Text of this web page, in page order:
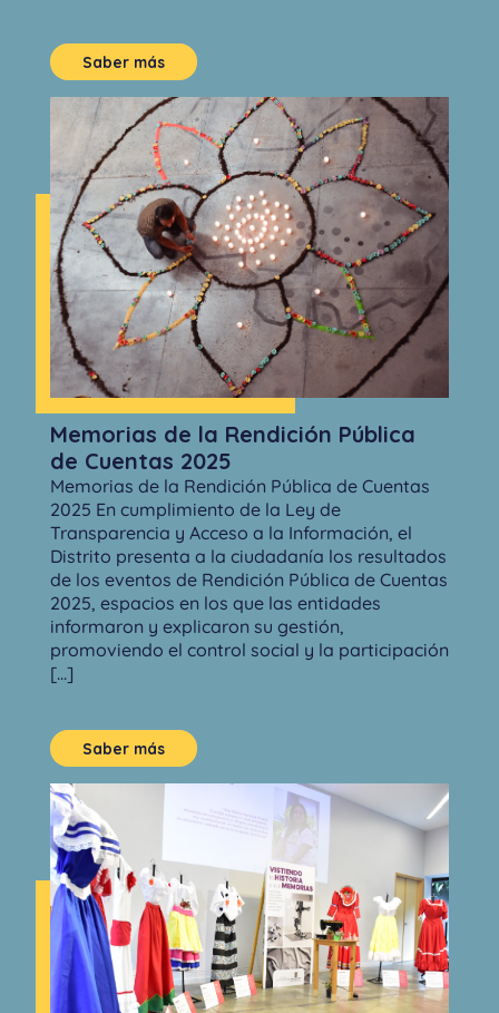
Saber más
Memorias de la Rendición Pública
de Cuentas 2025
Memorias de la Rendición Pública de Cuentas
2025 En cumplimiento de la Ley de
Transparencia y Acceso a la Información, el
Distrito presenta a la ciudadanía los resultados
de los eventos de Rendición Pública de Cuentas
2025, espacios en los que las entidades
informaron y explicaron su gestión,
promoviendo el control social y la participación
[...]
Saber más